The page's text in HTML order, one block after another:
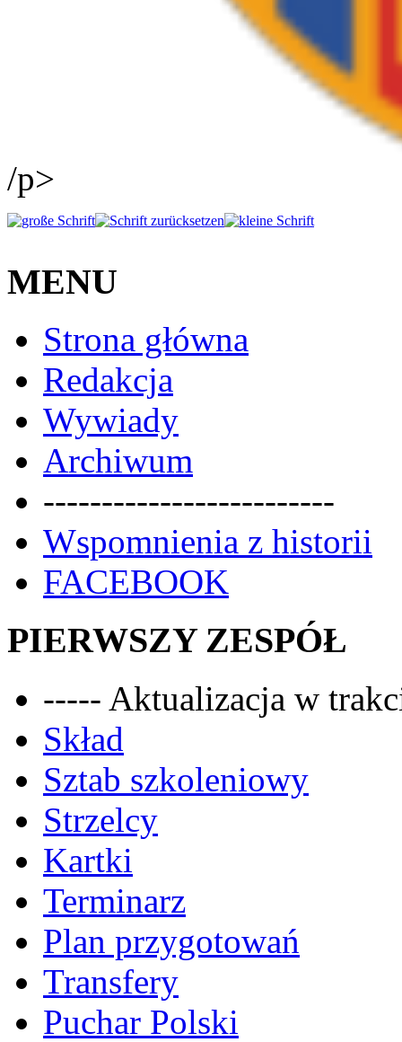
/p>
MENU
Strona główna
Redakcja
Wywiady
Archiwum
-------------------------
Wspomnienia z historii
FACEBOOK
PIERWSZY ZESPÓŁ
----- Aktualizacja w
Skład
Sztab szkoleniowy
Strzelcy
Kartki
Terminarz
Plan przygotowań
Transfery
Puchar Polski